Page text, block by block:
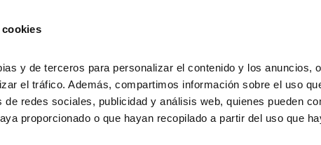
cookies
y de terceros para personalizar el contenido y los anuncios,
el tráfico. Además, compartimos información sobre el uso
de redes sociales, publicidad y análisis web, quienes pueden
proporcionado o que hayan recopilado a partir del uso que